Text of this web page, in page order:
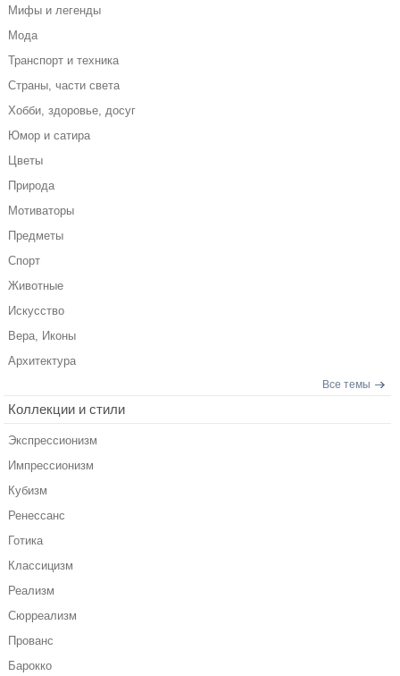
Мифы и легенды
Мода
Транспорт и техника
Страны, части света
Хобби, здоровье, досуг
Юмор и сатира
Цветы
Природа
Мотиваторы
Предметы
Спорт
Животные
Искусство
Вера, Иконы
Архитектура
Все темы
Коллекции и стили
Экспрессионизм
Импрессионизм
Кубизм
Ренессанс
Готика
Классицизм
Реализм
Сюрреализм
Прованс
Барокко